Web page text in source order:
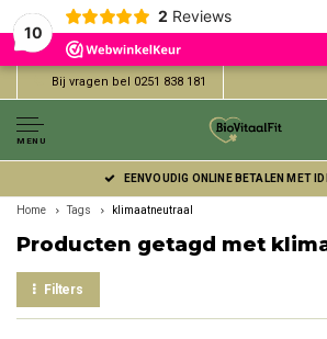
10
2 Reviews
Bij vragen bel 0251 838 181
MENU
EENVOUDIG ONLINE BETALEN MET
Home Tags klimaatneutraal
Producten getagd met
Filters